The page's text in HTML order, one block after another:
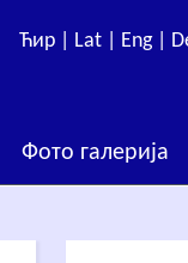
Ћир | Lat | Eng |
Фото галерија